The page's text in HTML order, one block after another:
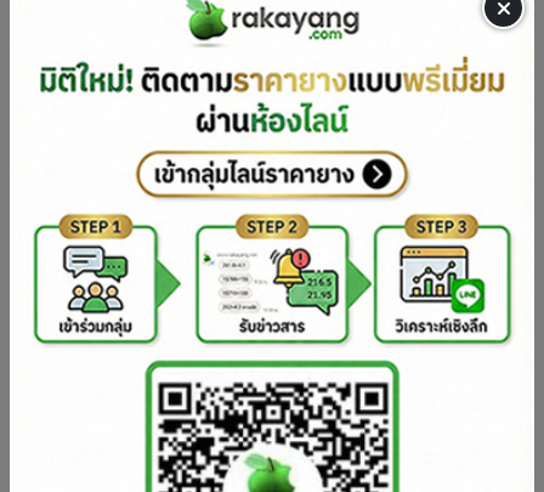
5 วันที่แล้ว 0
สำหรับสมาชิก VIP
(ตลาดเอกชนหลักๆ)รายละเอียดการประมูลยาง
แผ่นรมควันชั้น 3,ชั้น 4,ชั้น5,ฟอง,คัตติ้ง ประจำ
วัน อังคาร ที่ 4 สิงหาคม 2569
หมวด: (เอกชน) ราคาประมูลยางแผ่นรมควันตลาดเอกชน
admin
6 วันที่แล้ว 210
ดูกระทู้ต่อไป คลิก